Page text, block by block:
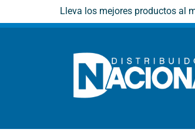
Lleva los mejores productos al